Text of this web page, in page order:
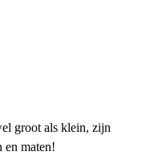
groot als klein, zijn
en maten!